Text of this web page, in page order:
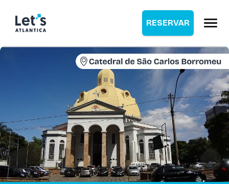
RESERVAR